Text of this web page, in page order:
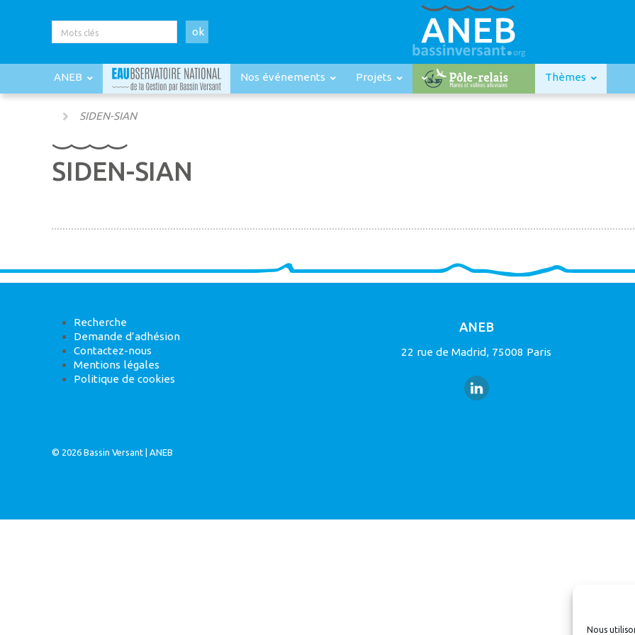
Nous
ok
ANEB Nos événements Projets Thèmes
SIDEN-SIAN
SIDEN-SIAN
Recherche
Demande d’adhésion
Contactez-nous
Mentions légales
Politique de cookies
ANEB
22 rue de Madrid, 75008 Paris
© 2026Bassin Versant |ANEB